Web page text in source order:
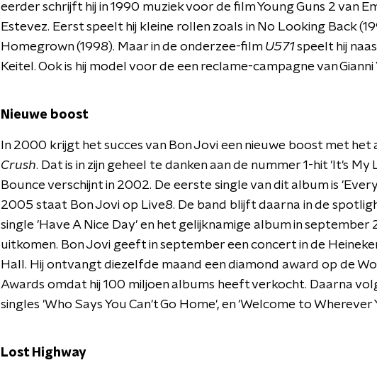
eerder schrijft hij in 1990 muziek voor de film Young Guns 2 van
Estevez. Eerst speelt hij kleine rollen zoals in No Looking Back
Homegrown (1998). Maar in de onderzee-film U571speelt hij
Keitel. Ook is hij model voor de een reclame-campagne van Gianni
Nieuwe boost
In 2000 krijgt het succes van Bon Jovi een nieuwe boost met het
Crush. Dat is in zijn geheel te danken aan de nummer 1-hit 'It's My
Bounce verschijnt in 2002. De eerste single van dit album is
2005 staat Bon Jovi op Live8. De band blijft daarna in de
single 'Have A Nice Day' en het gelijknamige album in september
uitkomen. Bon Jovi geeft in september een concert in de
Hall. Hij ontvangt diezelfde maand een diamond award op de
Awards omdat hij 100 miljoen albums heeft verkocht. Daarna
singles 'Who Says You Can't Go Home', en 'Welcome to Wherever
Lost Highway